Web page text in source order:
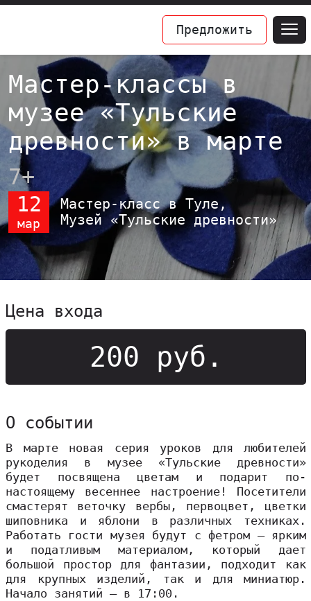
Предложить
Мастер-классы в
музее «Тульские
древности» в марте
7+
12
мар
Мастер-класс в Туле,
Музей «Тульские древности»
Цена входа
200 руб.
О событии
В марте новая серия уроков для любителей
рукоделия в музее «Тульские древности»
будет посвящена цветам и подарит по-
настоящему весеннее настроение! Посетители
смастерят веточку вербы, первоцвет, цветки
шиповника и яблони в различных техниках.
Работать гости музея будут с фетром – ярким
и податливым материалом, который дает
большой простор для фантазии, подходит как
для крупных изделий, так и для миниатюр.
Начало занятий – в 17:00.